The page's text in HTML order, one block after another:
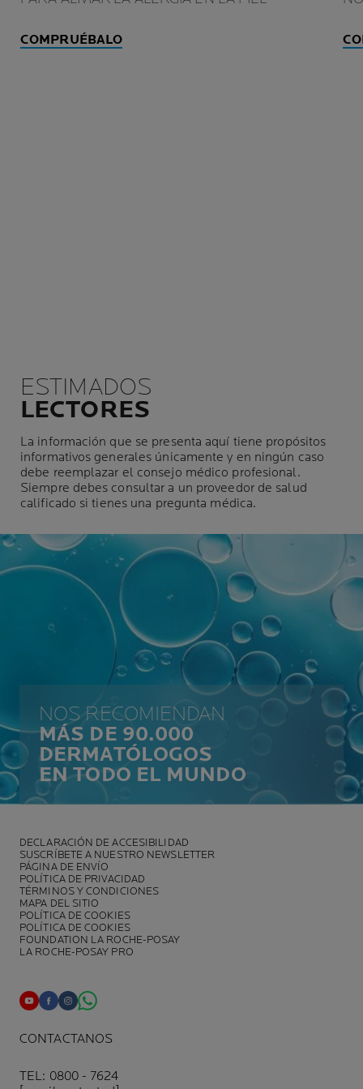
COMPRUÉBALO
ESTIMADOS
LECTORES
La información que se presenta aquí tiene propósitos
informativos generales únicamente y en ningún caso
debe reemplazar el consejo médico profesional.
Siempre debes consultar a un proveedor de salud
calificado si tienes una pregunta médica.
NOS RECOMIENDAN
MÁS DE 90.000
DERMATÓLOGOS
EN TODO EL MUNDO
DECLARACIÓN DE ACCESIBILIDAD
SUSCRÍBETE A NUESTRO NEWSLETTER
PÁGINA DE ENVÍO
POLÍTICA DE PRIVACIDAD
TÉRMINOS Y CONDICIONES
MAPA DEL SITIO
POLÍTICA DE COOKIES
POLÍTICA DE COOKIES
FOUNDATION LA ROCHE-POSAY
LA ROCHE-POSAY PRO
CONTACTANOS
TEL: 0800 - 7624